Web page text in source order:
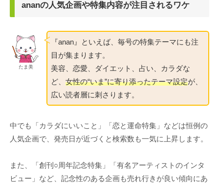
ananの人気企画や特集内容が注目されるワケ
たま美
『anan』といえば、毎号の特集テーマにも注
目が集まります。
美容、恋愛、ダイエット、占い、カラダな
ど、女性の“いま”に寄り添ったテーマ設定が、
広い読者層に刺さります。
中でも「カラダにいいこと」「恋と運命特集」などは恒例の
人気企画で、発売日が近づくと検索数も一気に上昇します。
また、「創刊○周年記念特集」「有名アーティストのインタ
ビュー」など、記念性のある企画も売れ行きが良い傾向にあ